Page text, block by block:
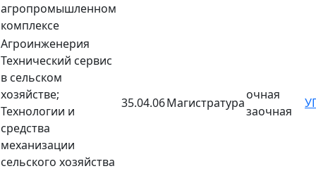
агропромышленном
комплексе
Агроинженерия
Технический сервис
в сельском
хозяйстве;
Технологии и
средства
механизации
сельского хозяйства
35.04.06Магистратура
очная
заочная